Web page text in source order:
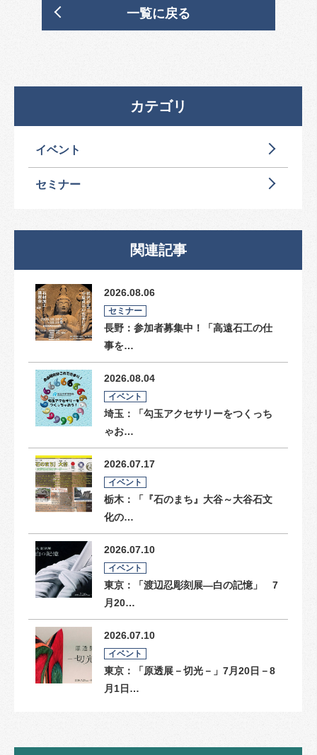
一覧に戻る
カテゴリ
イベント
セミナー
関連記事
2026.08.06
セミナー
長野：参加者募集中！「高遠石工の仕
事を…
2026.08.04
イベント
埼玉：「勾玉アクセサリーをつくっち
ゃお…
2026.07.17
イベント
栃木：「『石のまち』大谷～大谷石文
化の…
2026.07.10
イベント
東京：「渡辺忍彫刻展―白の記憶」 7
月20…
2026.07.10
イベント
東京：「原透展－切光－」7月20日－8
月1日…